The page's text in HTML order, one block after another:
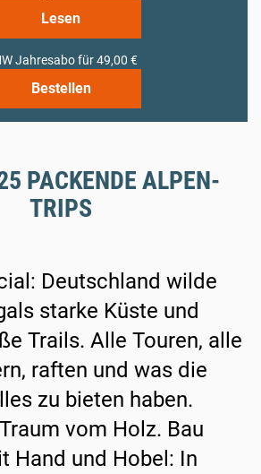
Lesen
Jahresabo für 49,00 €
Bestellen
PACKENDE ALPEN-
TRIPS
Deutschland wilde
starke Küste und
Trails. Alle Touren, alle
raften und was die
zu bieten haben.
vom Holz. Bau
Hand und Hobel: In